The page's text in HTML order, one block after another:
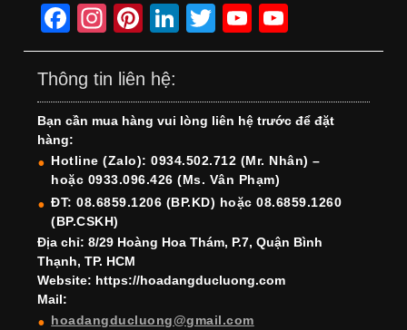
F
a
c
e
b
o
o
k
In
st
a
gr
a
m
Pi
nt
er
e
st
Li
n
e
dI
n
T
wi
er
Y
o
T
u
b
e
o
T
u
b
e
h
Thông tin liên hệ:
Bạn cần mua hàng vui lòng liên hệ trước để đặt
hàng:
Hotline (Zalo): 0934.502.712 (Mr. Nhân) –
hoặc 0933.096.426 (Ms. Vân Phạm)
ĐT: 08.6859.1206 (BP.KD) hoặc 08.6859.1260
(BP.CSKH)
Địa chỉ: 8/29 Hoàng Hoa Thám, P.7, Quận Bình
Thạnh, TP. HCM
Website: https://hoadangducluong.com
Mail:
hoadangducluong@gmail.com